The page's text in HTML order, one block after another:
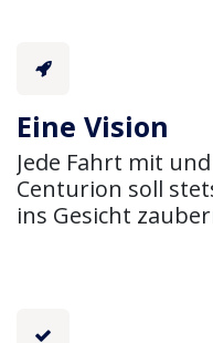
Eine Vision
Jede Fahrt mit
Centurion soll
ins Gesicht